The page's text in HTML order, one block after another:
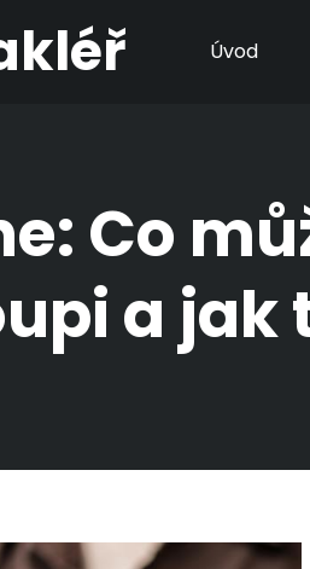
Úvod
Co
a jak